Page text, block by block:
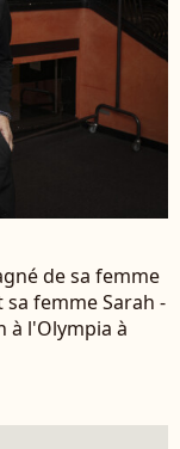
de sa femme
sa femme Sarah -
à l'Olympia à